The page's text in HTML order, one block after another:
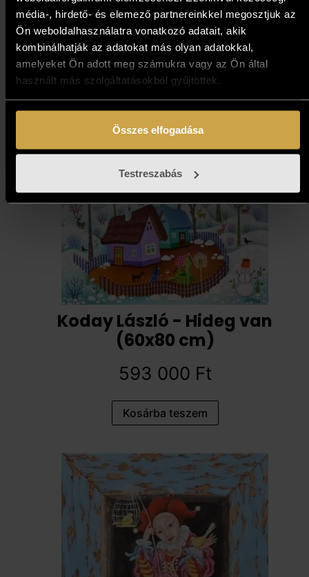
média-, hirdető- és elemező partnereinkkel megosztjuk az
Ön weboldalhasználatra vonatkozó adatait, akik
kombinálhatják az adatokat más olyan adatokkal,
amelyeket Ön adott meg számukra vagy az Ön által
használt más szolgáltatásokból gyűjtöttek.
Összes elfogadása
Testreszabás
Boros Attila - Tangó (14x21
cm)
82 000Ft
Kosárba teszem
Koday László - Hideg van
(60x80 cm)
593 000 Ft
Kosárba teszem